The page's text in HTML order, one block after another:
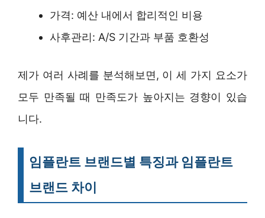
가격: 예산 내에서 합리적인 비용
사후관리: A/S 기간과 부품 호환성
제가 여러 사례를 분석해보면, 이 세 가지 요소가
모두 만족될 때 만족도가 높아지는 경향이 있습
니다.
임플란트 브랜드별 특징과 임플란트
브랜드 차이